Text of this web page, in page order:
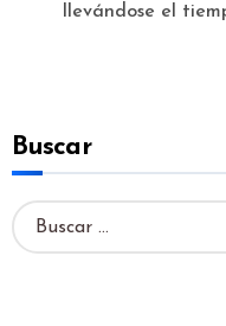
llevándose el
Buscar
B
u